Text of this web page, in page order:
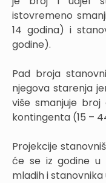
istovremeno
14 godina) i
godine).
Pad broja
njegova starenja
više smanjuje
kontingenta (15 –
Projekcije
će se iz godine u
mladih i stanovnika